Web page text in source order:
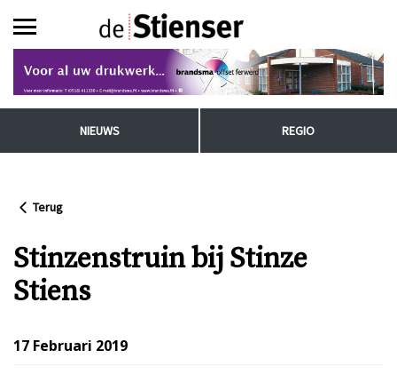
NIEUWS REGIO
Terug
Stinzenstruin bij Stinze
Stiens
17 Februari 2019